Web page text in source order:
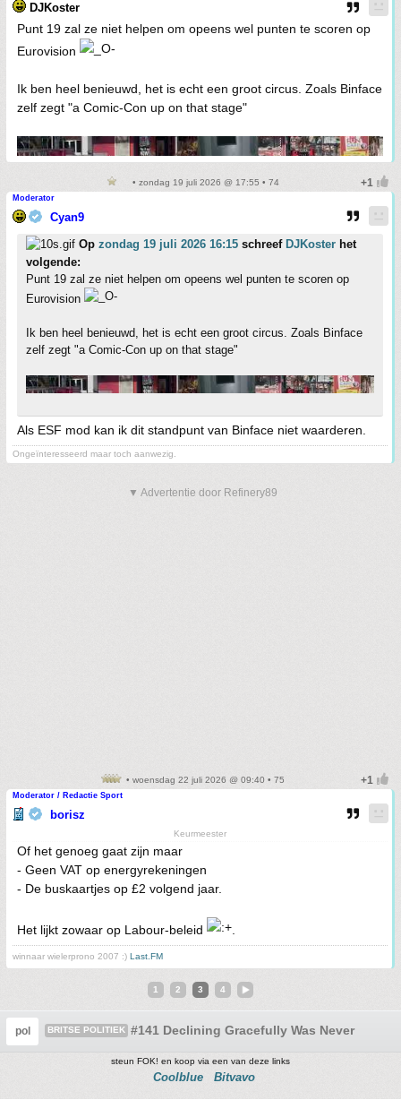
DJKoster
Punt 19 zal ze niet helpen om opeens wel punten te scoren op
Eurovision
Ik ben heel benieuwd, het is echt een groot circus. Zoals Binface
zelf zegt "a Comic-Con up on that stage"
• zondag 19 juli 2026 @ 17:55 • 74
Moderator
Cyan9
Op zondag 19 juli 2026 16:15 schreef DJKoster het
volgende:
Punt 19 zal ze niet helpen om opeens wel punten te scoren op
Eurovision
Ik ben heel benieuwd, het is echt een groot circus. Zoals Binface
zelf zegt "a Comic-Con up on that stage"
Als ESF mod kan ik dit standpunt van Binface niet waarderen.
Ongeïnteresseerd maar toch aanwezig.
▼ Advertentie door Refinery89
• woensdag 22 juli 2026 @ 09:40 • 75
Moderator / Redactie Sport
borisz
Keurmeester
Of het genoeg gaat zijn maar
- Geen VAT op energyrekeningen
- De buskaartjes op £2 volgend jaar.
Het lijkt zowaar op Labour-beleid
winnaar wielerprono 2007 :) Last.FM
1 2 3 4
pol BRITSE POLITIEK #141 Declining Gracefully Was Never
steun FOK! en koop via een van deze links
Coolblue Bitvavo